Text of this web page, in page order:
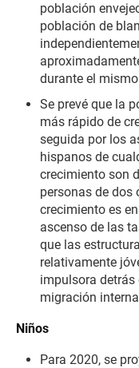
población
población de
durante el
Se prevé que la
más rápido de
seguida por los
hispanos de
crecimiento son
personas de dos
crecimiento es
ascenso de las
que las
relativamente
impulsora detrás
migración
Niños
Para 2020, se